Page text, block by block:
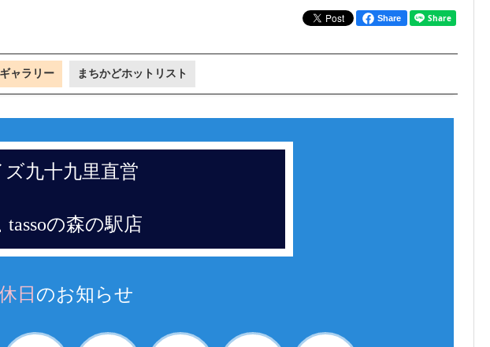
Share
ギャラリー まちかどホットリスト
九十九里直営
り
tassoの森の駅店
日 のお知らせ